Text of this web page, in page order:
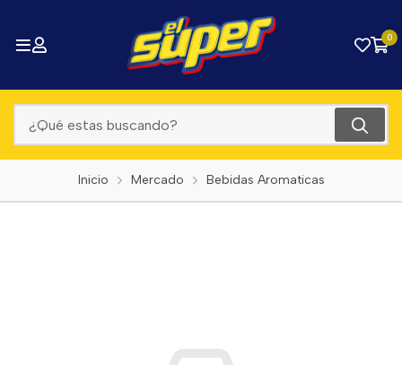
0
Inicio Mercado Bebidas Aromaticas